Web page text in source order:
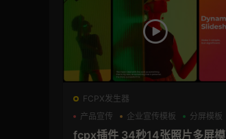
FCPX发生器
产品宣传
企业宣传模板 分屏模板
fcpx插件 34秒14张照片多屏模